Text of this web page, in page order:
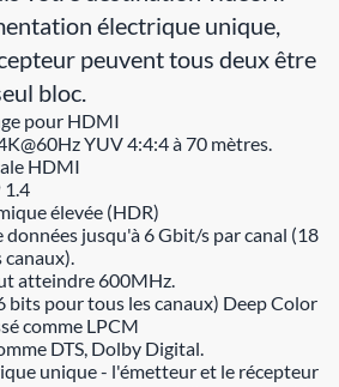
électrique unique,
peuvent tous deux être
bloc.
pour HDMI
YUV 4:4:4 à 70 mètres.
HDMI
1.4
élevée (HDR)
données jusqu'à 6 Gbit/s par canal (18
atteindre 600MHz.
bits pour tous les canaux) Deep Color
comme LPCM
DTS, Dolby Digital.
unique - l'émetteur et le récepteur